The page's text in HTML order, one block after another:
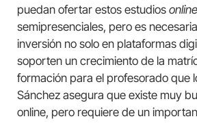
puedan ofertar estos estudios online
semipresenciales, pero es
inversión no solo en plataformas
soporten un crecimiento de la
formación para el profesorado que
Sánchez asegura que existe muy
online, pero requiere de un